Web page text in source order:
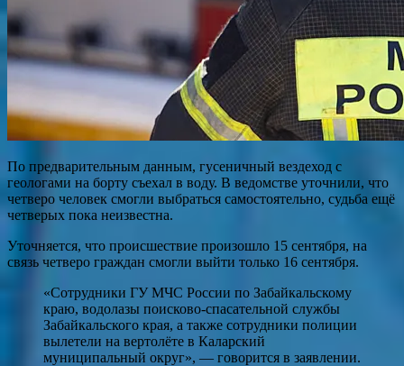
По предварительным данным, гусеничный вездеход с
геологами на борту съехал в воду. В ведомстве уточнили, что
четверо человек смогли выбраться самостоятельно, судьба ещё
четверых пока неизвестна.
Уточняется, что происшествие произошло 15 сентября, на
связь четверо граждан смогли выйти только 16 сентября.
«Сотрудники ГУ МЧС России по Забайкальскому
краю, водолазы поисково-спасательной службы
Забайкальского края, а также сотрудники полиции
вылетели на вертолёте в Каларский
муниципальный округ», — говорится в заявлении.